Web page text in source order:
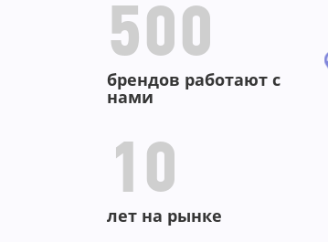
500
брендов работают с
нами
10
лет на рынке